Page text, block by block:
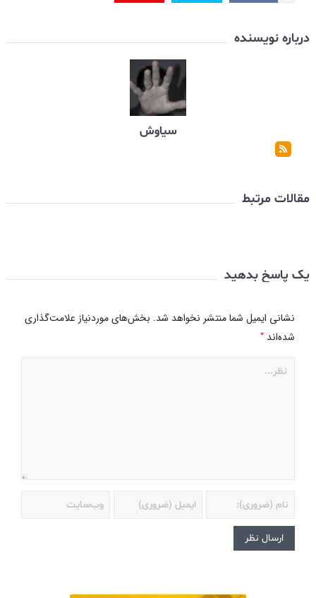
درباره نویسنده
سیاوش
مقالات مرتبط
یک پاسخ بدهید
نشانی ایمیل شما منتشر نخواهد شد. بخش‌های موردنیاز علامت‌گذاری
شده‌اند *